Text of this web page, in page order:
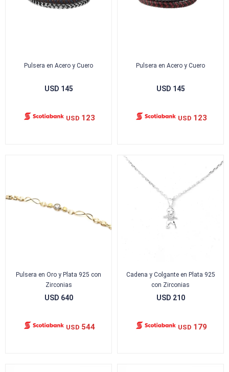
Pulsera en Acero y Cuero
USD 145
USD 123
Pulsera en Acero y Cuero
USD 145
USD 123
Pulsera en Oro y Plata 925 con
Zirconias
USD 640
USD 544
Cadena y Colgante en Plata 925
con Zirconias
USD 210
USD 179